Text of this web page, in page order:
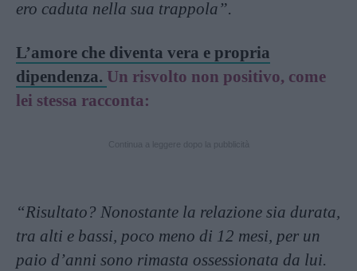
ero caduta nella sua trappola”.
L’amore che diventa vera e propria
dipendenza. Un risvolto non positivo, come
lei stessa racconta:
“Risultato? Nonostante la relazione sia durata,
tra alti e bassi, poco meno di 12 mesi, per un
paio d’anni sono rimasta ossessionata da lui.